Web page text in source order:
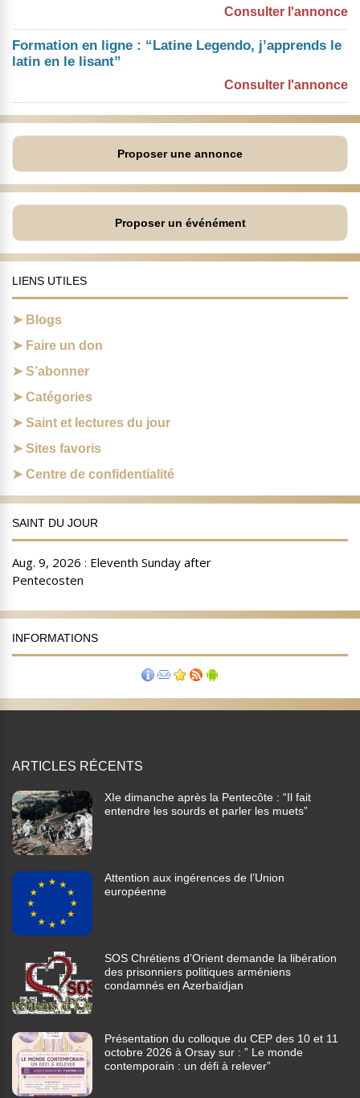
Consulter l'annonce
Formation en ligne : “Latine Legendo, j’apprends le
latin en le lisant”
Consulter l'annonce
Proposer une annonce
Proposer un événément
LIENS UTILES
Blogs
Faire un don
S’abonner
Catégories
Saint et lectures du jour
Sites favoris
Centre de confidentialité
SAINT DU JOUR
INFORMATIONS
ARTICLES RÉCENTS
XIe dimanche après la Pentecôte : “Il fait
entendre les sourds et parler les muets”
Attention aux ingérences de l’Union
européenne
SOS Chrétiens d’Orient demande la libération
des prisonniers politiques arméniens
condamnés en Azerbaïdjan
Présentation du colloque du CEP des 10 et 11
octobre 2026 à Orsay sur : ” Le monde
contemporain : un défi à relever”